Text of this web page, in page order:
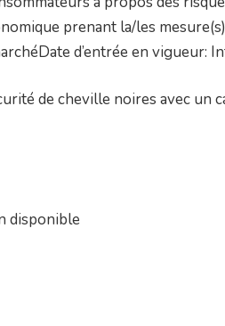
prenant la/les
d’entrée en vigueur:
de cheville noires avec un
disponible